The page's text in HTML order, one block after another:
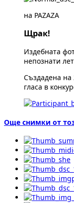
на PAZAZA
Щрак!
Издебната
непознати
Създадена на
гласа в
Още снимки от